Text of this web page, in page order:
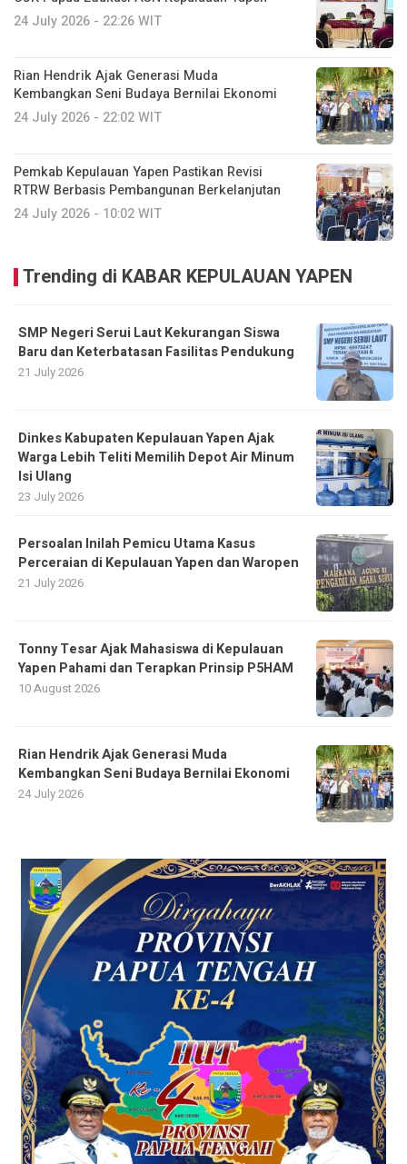
24 July 2026 - 22:26 WIT
Rian Hendrik Ajak Generasi Muda
Kembangkan Seni Budaya Bernilai Ekonomi
24 July 2026 - 22:02 WIT
Pemkab Kepulauan Yapen Pastikan Revisi
RTRW Berbasis Pembangunan Berkelanjutan
24 July 2026 - 10:02 WIT
Trending di KABAR KEPULAUAN YAPEN
SMP Negeri Serui Laut Kekurangan Siswa
Baru dan Keterbatasan Fasilitas Pendukung
21 July 2026
Dinkes Kabupaten Kepulauan Yapen Ajak
Warga Lebih Teliti Memilih Depot Air Minum
Isi Ulang
23 July 2026
Persoalan Inilah Pemicu Utama Kasus
Perceraian di Kepulauan Yapen dan Waropen
21 July 2026
Tonny Tesar Ajak Mahasiswa di Kepulauan
Yapen Pahami dan Terapkan Prinsip P5HAM
10 August 2026
Rian Hendrik Ajak Generasi Muda
Kembangkan Seni Budaya Bernilai Ekonomi
24 July 2026